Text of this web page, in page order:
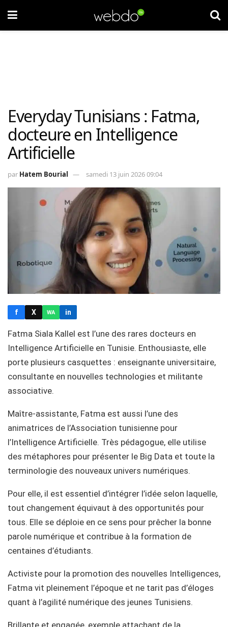
Everyday Tunisians : Fatma,
docteure en Intelligence
Artificielle
par Hatem Bourial samedi 13 juin 2026 09:04
f X WA in
Fatma Siala Kallel est l’une des rares docteurs en
Intelligence Artificielle en Tunisie. Enthousiaste, elle
porte plusieurs casquettes : enseignante universitaire,
consultante en nouvelles technologies et militante
associative.
Maître-assistante, Fatma est aussi l’une des
animatrices de l’Association tunisienne pour
l’Intelligence Artificielle. Très pédagogue, elle utilise
des métaphores pour présenter le Big Data et toute la
terminologie des nouveaux univers numériques.
Pour elle, il est essentiel d’intégrer l’idée selon laquelle,
tout changement équivaut à des opportunités pour
tous. Elle se déploie en ce sens pour prêcher la bonne
parole numérique et contribue à la formation de
centaines d’étudiants.
Activiste pour la promotion des nouvelles Intelligences,
Fatma vit pleinement l’époque et ne tarit pas d’éloges
quant à l’agilité numérique des jeunes Tunisiens.